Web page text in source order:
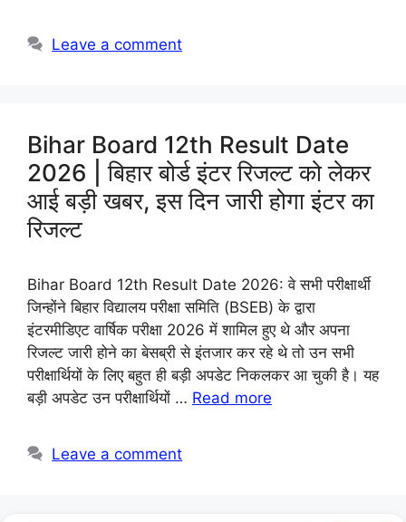
Leave a comment
Bihar Board 12th Result Date
2026 | बिहार बोर्ड इंटर रिजल्ट को लेकर
आई बड़ी खबर, इस दिन जारी होगा इंटर का
रिजल्ट
Bihar Board 12th Result Date 2026: वे सभी परीक्षार्थी
जिन्होंने बिहार विद्यालय परीक्षा समिति (BSEB) के द्वारा
इंटरमीडिएट वार्षिक परीक्षा 2026 में शामिल हुए थे और अपना
रिजल्ट जारी होने का बेसब्री से इंतजार कर रहे थे तो उन सभी
परीक्षार्थियों के लिए बहुत ही बड़ी अपडेट निकलकर आ चुकी है। यह
बड़ी अपडेट उन परीक्षार्थियों … Read more
Leave a comment